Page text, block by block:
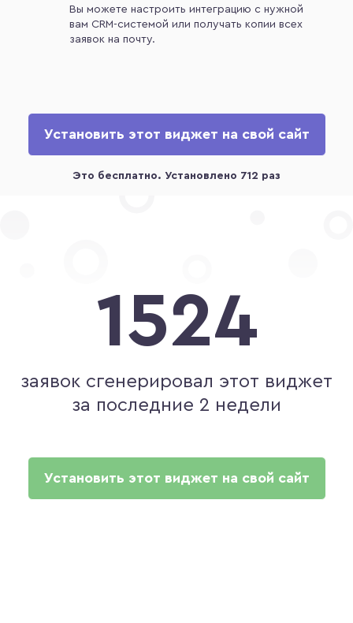
Вы можете настроить интеграцию с нужной
вам CRM-системой или получать копии всех
заявок на почту.
Установить этот виджет на свой сайт
1524
заявок сгенерировал этот виджет
за последние 2 недели
Установить этот виджет на свой сайт